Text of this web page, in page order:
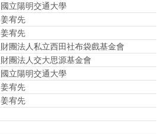
國立陽明交通大學
姜宥先
姜宥先
財團法人私立西田社布袋戲基金會
財團法人交大思源基金會
國立陽明交通大學
姜宥先
姜宥先